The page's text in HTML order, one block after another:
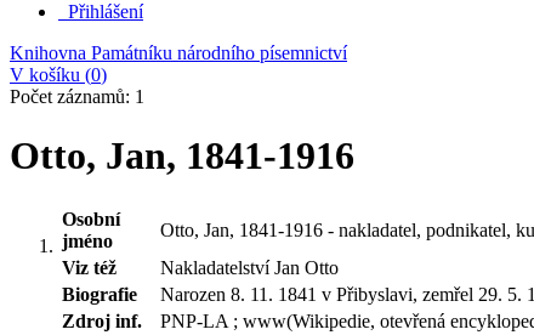
Přihlášení
Knihovna Památníku národního písemnictví
V košíku (0)
Počet záznamů: 1
Otto, Jan, 1841-1916
Osobní
jméno
Otto, Jan, 1841-1916 - nakladatel, podnikatel,
Viz též
Nakladatelství Jan Otto
Biografie
Narozen 8. 11. 1841 v Přibyslavi, zemřel 29. 5.
Zdroj inf.
PNP-LA ; www(Wikipedie, otevřená